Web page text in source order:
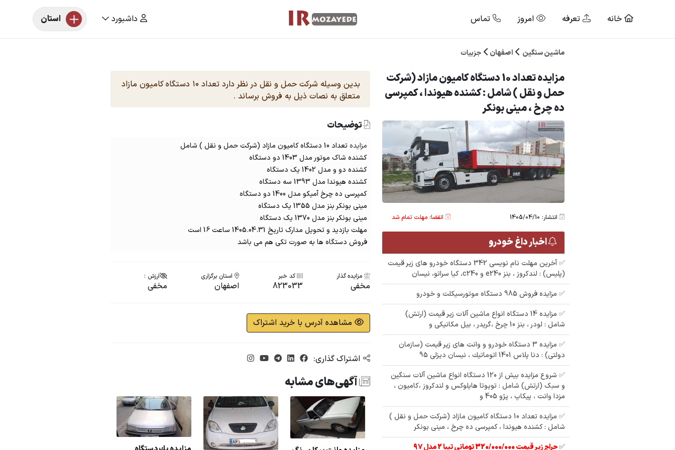
خانه تعرفه امروز تماس داشبورد استان
ماشین سنگین اصفهان جزییات
مزایده تعداد 10 دستگاه کامیون مازاد (شرکت
حمل و نقل ) شامل : کشنده هیوندا ، کمپرسی
ده چرخ ، مینی بونکر
انتشار: 1405/04/10 انقضا: مهلت تمام شد
اخبار داغ خودرو
✅ آخرین مهلت نام نویسی 342 دستگاه خودرو های زیر قیمت
(پلیس) : لندکروز ، بنز e240 و c240، کیا سراتو، نیسان
✅ مزایده فروش 985 دستگاه موتورسیکلت و خودرو
✅ مزایده 14 دستگاه انواع ماشین آلات زیر قیمت (ارتش)
شامل : لودر ، بنز 10 چرخ ،گریدر ، بیل مکانیکی و
✅ مزایده 3 دستگاه خودرو و وانت های زیر قیمت (سازمان
دولتی) : دنا پلاس 1401 اتوماتيك ، نیسان دیزلی 95
✅ شروع مزایده بیش از 120 دستگاه انواع ماشین آلات سنگین
و سبک (ارتش) شامل : تویوتا هایلوکس و لندکروز ،کامیون ،
مزدا وانت ، پیکاپ ، پژو 405 و
✅ مزایده تعداد 10 دستگاه کامیون مازاد (شرکت حمل و نقل )
شامل : کشنده هیوندا ، کمپرسی ده چرخ ، مینی بونکر
✅حراج زیر قیمت 320/000/000 تومانی تیبا 2 مدل 97
بدین وسیله شرکت حمل و نقل در نظر دارد تعداد ۱۰ دستگاه کامیون مازاد
متعلق به نصات ذیل به فروش برساند .
توضیحات
مزایدهتعداد 10 دستگاه کامیون مازاد (شرکت حمل و نقل ) شامل
کشنده شاک موتور مدل 1403 دو دستگاه
کشنده دو و مدل 1402 یک دستگاه
کشنده هیوندا مدل 1393 سه دستگاه
کمپرسی ده چرخ آمیکو مدل 1400 دو دستگاه
مینی بونکر بنز مدل 1355 یک دستگاه
مینی بونکر بنز مدل 1370 یک دستگاه
مهلت بازدید و تحویل مدارک تاریخ 1405.04.31 ساعت 16 است
فروش دستگاه ها به صورت تکی هم می باشد
مزایده گذار
مخفی
کد خبر
823033
استان برگزاری
اصفهان
ارزش :
مخفی
مشاهده آدرس با خرید اشتراک
اشتراک گذاری:
آگهی‌های مشابه